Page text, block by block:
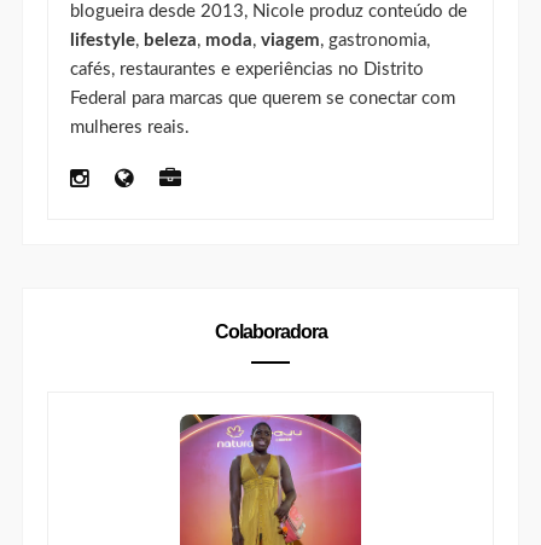
blogueira desde 2013, Nicole produz conteúdo de
lifestyle, beleza, moda, viagem, gastronomia,
cafés, restaurantes e experiências no Distrito
Federal para marcas que querem se conectar com
mulheres reais.
Colaboradora